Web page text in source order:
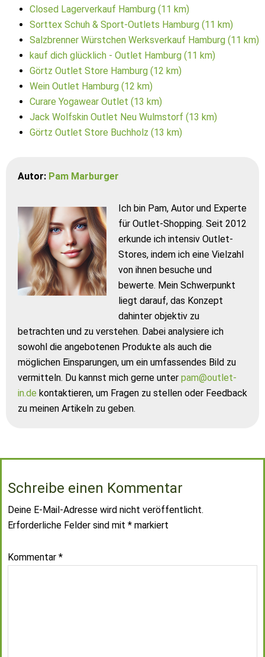
Closed Lagerverkauf Hamburg (11 km)
Sorttex Schuh & Sport-Outlets Hamburg (11 km)
Salzbrenner Würstchen Werksverkauf Hamburg (11 km)
kauf dich glücklich - Outlet Hamburg (11 km)
Görtz Outlet Store Hamburg (12 km)
Wein Outlet Hamburg (12 km)
Curare Yogawear Outlet (13 km)
Jack Wolfskin Outlet Neu Wulmstorf (13 km)
Görtz Outlet Store Buchholz (13 km)
Autor: Pam Marburger
Ich bin Pam, Autor und Experte
für Outlet-Shopping. Seit 2012
erkunde ich intensiv Outlet-
Stores, indem ich eine Vielzahl
von ihnen besuche und
bewerte. Mein Schwerpunkt
liegt darauf, das Konzept
dahinter objektiv zu
betrachten und zu verstehen. Dabei analysiere ich
sowohl die angebotenen Produkte als auch die
möglichen Einsparungen, um ein umfassendes Bild zu
vermitteln. Du kannst mich gerne unter pam@outlet-
in.de kontaktieren, um Fragen zu stellen oder Feedback
zu meinen Artikeln zu geben.
Schreibe einen Kommentar
Deine E-Mail-Adresse wird nicht veröffentlicht.
Erforderliche Felder sind mit * markiert
Kommentar *